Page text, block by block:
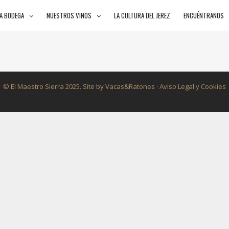
BODEGA NUESTROS VINOS LA CULTURA DEL JEREZ ENCUÉNTRANOS
© El Maestro Sierra 2025. Site byVacas&Ratones · Aviso Legal y Cookies